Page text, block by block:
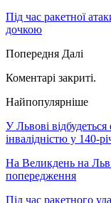
Під час ракетної
дочкою
Попередня Далі
Коментарі закриті.
Найпопулярніше
У Львові
інвалідністю у 140-
На Великдень на
попередження
Під час ракетного